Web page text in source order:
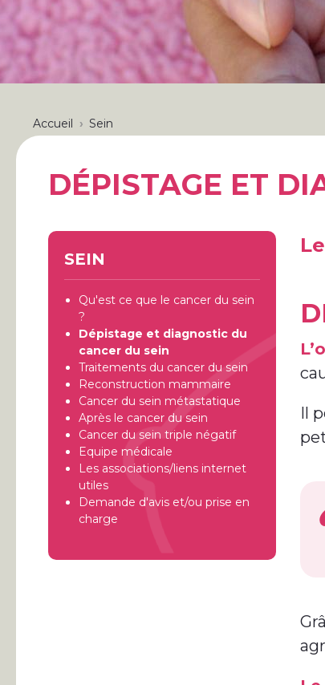
FIL
D'ARIANE
Accueil Sein
DÉPISTAGE ET
SEIN
Qu'est ce que le cancer du sein
?
Dépistage et diagnostic du
cancer du sein
Traitements du cancer du sein
Reconstruction mammaire
Cancer du sein métastatique
Après le cancer du sein
Cancer du sein triple négatif
Equipe médicale
Les associations/liens internet
utiles
Demande d'avis et/ou prise en
charge
Il